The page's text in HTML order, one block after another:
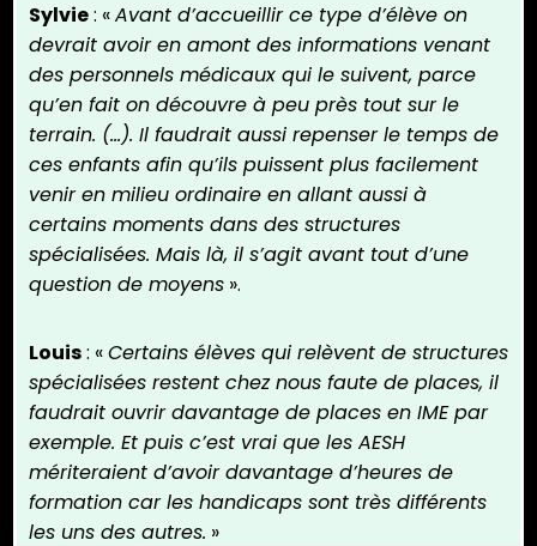
Sylvie: «Avant d’accueillir ce type d’élève on
devrait avoir en amont des informations venant
des personnels médicaux qui le suivent, parce
qu’en fait on découvre à peu près tout sur le
terrain. (…). Il faudrait aussi repenser le temps de
ces enfants afin qu’ils puissent plus facilement
venir en milieu ordinaire en allant aussi à
certains moments dans des structures
spécialisées. Mais là, il s’agit avant tout d’une
question de moyens ».
Louis: «Certains élèves qui relèvent de structures
spécialisées restent chez nous faute de places, il
faudrait ouvrir davantage de places en IME par
exemple. Et puis c’est vrai que les AESH
mériteraient d’avoir davantage d’heures de
formation car les handicaps sont très différents
les uns des autres. »